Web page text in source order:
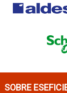
SOBRE